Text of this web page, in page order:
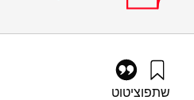
שתפוציטוט